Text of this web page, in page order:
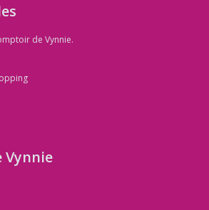
de Vynnie.
Vynnie